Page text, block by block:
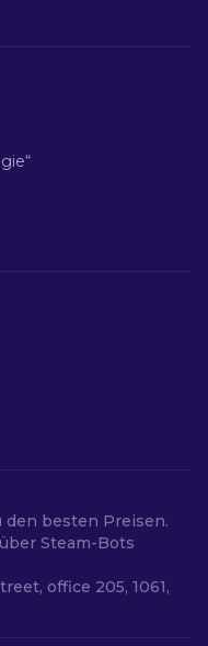
besten Preisen.
Steam-Bots
office 205, 1061,